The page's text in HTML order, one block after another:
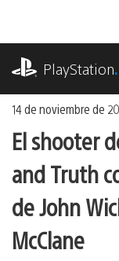
contenido
PlayStation
14 de noviembre de
El shooter
and Truth
de John
McClane